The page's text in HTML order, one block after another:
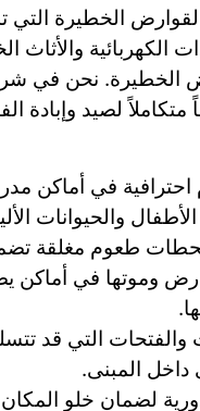
الخطيرة التي
الكهربائية والأثاث
الخطيرة. نحن في
لصيد وإبادة
في أماكن
والحيوانات
طعوم مغلقة
وموتها في أماكن
والفتحات التي قد
داخل المبنى.
لضمان خلو